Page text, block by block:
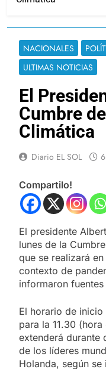
NACIONALES
ULTIMAS NOTICIAS
El
Cumbre
Climática
Diario EL SOL
Compartilo!
El presidente
lunes de la
que se realizará
contexto de
informaron
El horario de
para la 11.30
extenderá durante
de los líderes
Holanda, según